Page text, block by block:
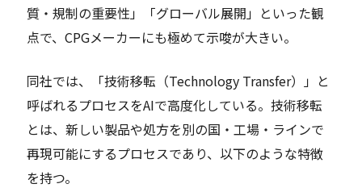
質・規制の重要性」「グローバル展開」といった観
点で、CPGメーカーにも極めて示唆が大きい。
同社では、「技術移転（Technology Transfer）」と
呼ばれるプロセスをAIで高度化している。技術移転
とは、新しい製品や処方を別の国・工場・ラインで
再現可能にするプロセスであり、以下のような特徴
を持つ。